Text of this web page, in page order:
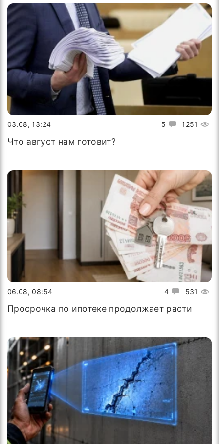
5 1251
03.08, 13:24
Что август нам готовит?
4 531
06.08, 08:54
Просрочка по ипотеке продолжает расти